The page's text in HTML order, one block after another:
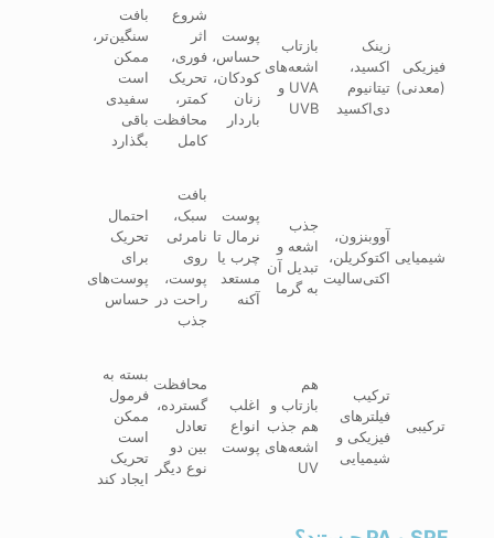
فیزیکی
(معدنی)
زینک
اکسید،
تیتانیوم
دی‌اکسید
بازتاب
اشعه‌های
UVA و
UVB
پوست
حساس،
کودکان،
زنان
باردار
شروع
اثر
فوری،
تحریک
کمتر،
محافظت
کامل
بافت
سنگین‌تر،
ممکن
است
سفیدی
باقی
بگذارد
شیمیایی
آووبنزون،
اکتوکریلن،
اکتی‌سالیت
جذب
اشعه و
تبدیل آن
به گرما
پوست
نرمال تا
چرب یا
مستعد
آکنه
بافت
سبک،
نامرئی
روی
پوست،
راحت در
جذب
احتمال
تحریک
برای
پوست‌های
حساس
ترکیبی
ترکیب
فیلترهای
فیزیکی و
شیمیایی
هم
بازتاب و
هم جذب
اشعه‌های
UV
اغلب
انواع
پوست
محافظت
گسترده،
تعادل
بین دو
نوع دیگر
بسته به
فرمول
ممکن
است
تحریک
ایجاد کند